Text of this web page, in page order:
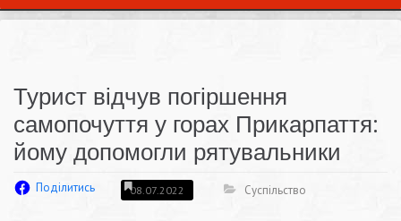
Турист відчув погіршення
самопочуття у горах Прикарпаття:
йому допомогли рятувальники
Поділитись 08.07.2022 Суспільство